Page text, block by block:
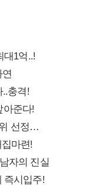
대1억..!
연
..충격!
아준다!
위 선정…
마련!
자의 진실
즉시입주!